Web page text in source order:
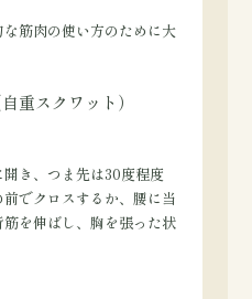
筋肉の使い方のために大
重スクワット）
き、つま先は30度程度
でクロスするか、腰に当
を伸ばし、胸を張った状